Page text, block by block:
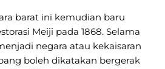
barat ini kemudian baru
Meiji pada 1868. Selama
negara atau kekaisaran
boleh dikatakan bergerak